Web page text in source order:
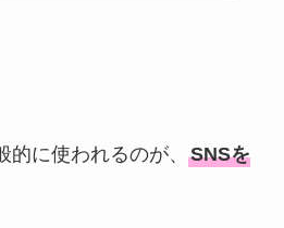
に使われるのが、 SNSを